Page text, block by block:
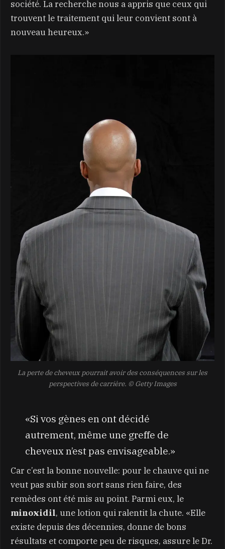
société. La recherche nous a appris que ceux qui
trouvent le traitement qui leur convient sont à
nouveau heureux.»
La perte de cheveux pourrait avoir des conséquences sur les
perspectives de carrière. © Getty Images
«Si vos gènes en ont décidé
autrement, même une greffe de
cheveux n’est pas envisageable.»
Car c’est la bonne nouvelle: pour le chauve qui ne
veut pas subir son sort sans rien faire, des
remèdes ont été mis au point. Parmi eux, le
minoxidil, une lotion qui ralentit la chute. «Elle
existe depuis des décennies, donne de bons
résultats et comporte peu de risques, assure le Dr.